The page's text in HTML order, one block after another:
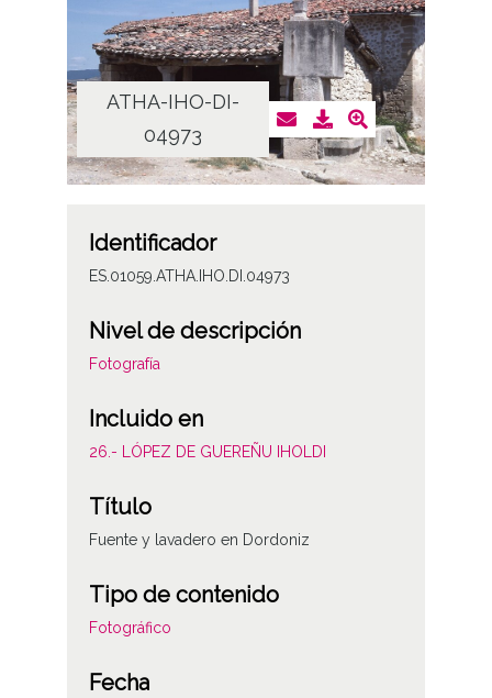
ATHA-IHO-DI-
04973
Identificador
ES.01059.ATHA.IHO.DI.04973
Nivel de descripción
Fotografía
Incluido en
26.- LÓPEZ DE GUEREÑU IHOLDI
Título
Fuente y lavadero en Dordoniz
Tipo de contenido
Fotográfico
Fecha